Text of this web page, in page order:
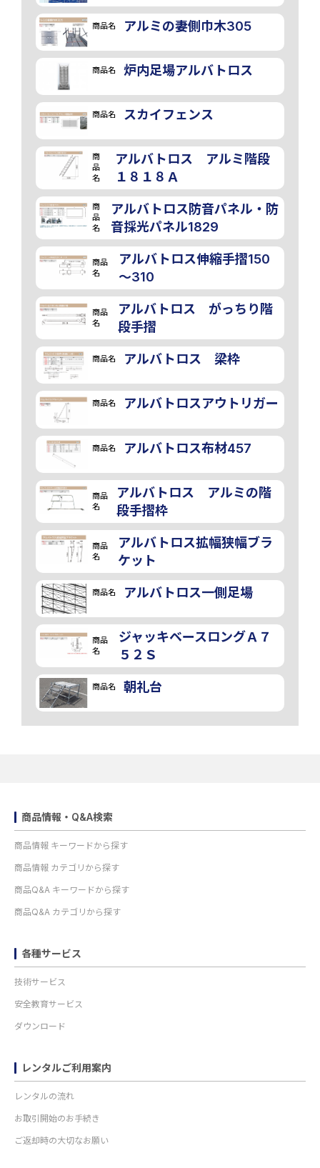
商品名 アルミの妻側巾木305
商品名 炉内足場アルバトロス
商品名 スカイフェンス
商
品
名
アルバトロス アルミ階段
１８１８Ａ
商
品
名
アルバトロス防音パネル・防
音採光パネル1829
商品
名
アルバトロス伸縮手摺150
～310
商品
名
アルバトロス がっちり階
段手摺
商品名 アルバトロス 梁枠
商品名 アルバトロスアウトリガー
商品名 アルバトロス布材457
商品
名
アルバトロス アルミの階
段手摺枠
商品
名
アルバトロス拡幅狭幅ブラ
ケット
商品名 アルバトロス一側足場
商品
名
ジャッキベースロングＡ７
５２Ｓ
商品名 朝礼台
商品情報・Q&A検索
商品情報 キーワードから探す
商品情報 カテゴリから探す
商品Q&A キーワードから探す
商品Q&A カテゴリから探す
各種サービス
技術サービス
安全教育サービス
ダウンロード
レンタルご利用案内
レンタルの流れ
お取引開始のお手続き
ご返却時の大切なお願い